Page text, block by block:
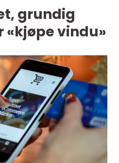
grundig
«kjøpe vindu»